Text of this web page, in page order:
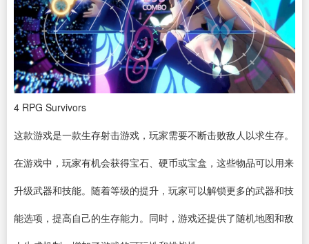
4 RPG Survivors
这款游戏是一款生存射击游戏，玩家需要不断击败敌人以求生存。
在游戏中，玩家有机会获得宝石、硬币或宝盒，这些物品可以用来
升级武器和技能。随着等级的提升，玩家可以解锁更多的武器和技
能选项，提高自己的生存能力。同时，游戏还提供了随机地图和敌